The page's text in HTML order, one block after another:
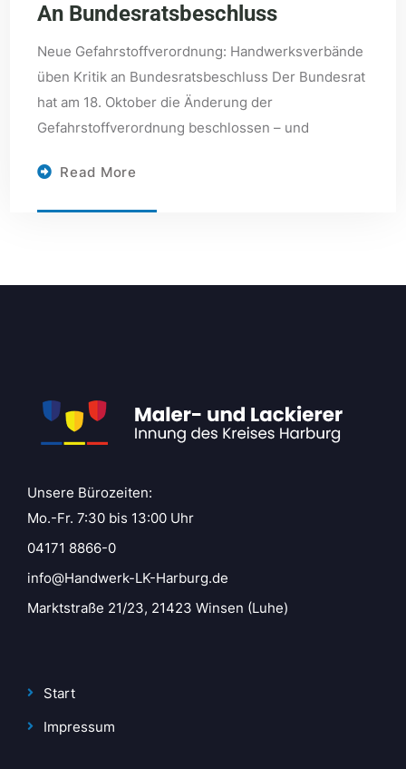
An Bundesratsbeschluss
Neue Gefahrstoffverordnung: Handwerksverbände
üben Kritik an Bundesratsbeschluss Der Bundesrat
hat am 18. Oktober die Änderung der
Gefahrstoffverordnung beschlossen – und
Read More
Unsere Bürozeiten:
Mo.-Fr. 7:30 bis 13:00 Uhr
04171 8866-0
info@Handwerk-LK-Harburg.de
Marktstraße 21/23, 21423 Winsen (Luhe)
Start
Impressum